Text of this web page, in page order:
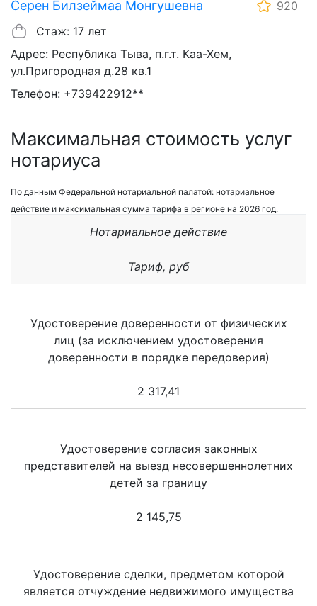
Серен Билзеймаа Монгушевна
920
Стаж: 17 лет
Адрес: Республика Тыва, п.г.т. Каа-Хем,
ул.Пригородная д.28 кв.1
Телефон: +739422912**
Максимальная стоимость услуг
нотариуса
По данным Федеральной нотариальной палатой: нотариальное
действие и максимальная сумма тарифа в регионе на 2026 год.
Нотариальное действие
Тариф, руб
Удостоверение доверенности от физических
лиц (за исключением удостоверения
доверенности в порядке передоверия)
2 317,41
Удостоверение согласия законных
представителей на выезд несовершеннолетних
детей за границу
2 145,75
Удостоверение сделки, предметом которой
является отчуждение недвижимого имущества